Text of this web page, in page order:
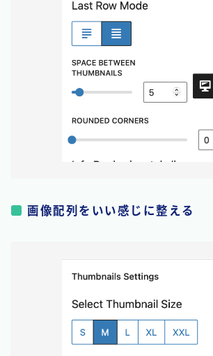
画像配列をいい感じに整える